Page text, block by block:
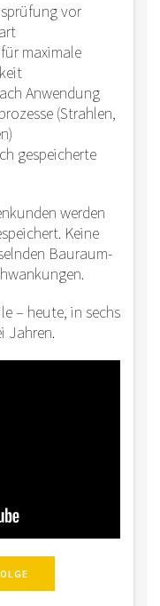
vor
maximale
Anwendung
(Strahlen,
gespeicherte
werden
Keine
Bauraum-
– heute, in sechs
Jahren.